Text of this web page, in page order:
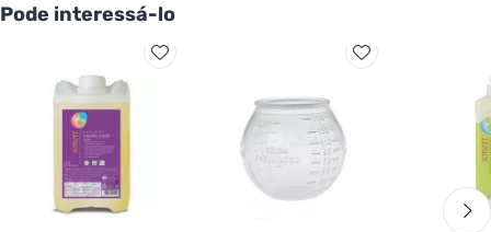
Pode interessá-lo